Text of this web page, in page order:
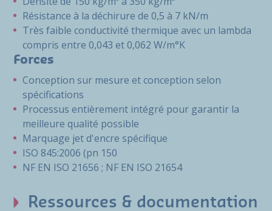
Résistance à la déchirure de 0,5 à 7 kN/m
Très faible conductivité thermique avec un lambda
compris entre 0,043 et 0,062 W/m°K
Forces
Conception sur mesure et conception selon
spécifications
Processus entièrement intégré pour garantir la
meilleure qualité possible
Marquage jet d'encre spécifique
ISO 845:2006 (pn 150
NF EN ISO 21656 ; NF EN ISO 21654
Ressources & documentation